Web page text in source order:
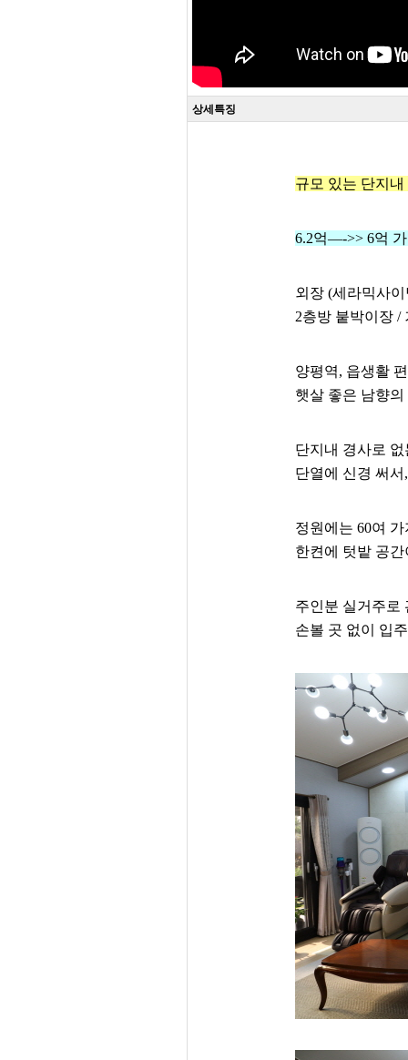
상세특징
규모 있는 단지
6.2억—->> 6억
외장 (세라믹사
2층방 붙박이장 /
양평역, 읍생활
햇살 좋은 남향
단지내 경사로
단열에 신경 써
정원에는 60여
한켠에 텃밭 공
주인분 실거주로
손볼 곳 없이 입